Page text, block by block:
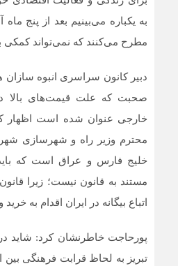
به یکباره می‌بینیم بعد از پنج ماه
مطرح می‌کنند که نمی‌تواند کمکی
دبیر کانون سراسری انبوه سازان
صحبت که علت قیمت‌های بالا
خارجی عنوان شده است اظهار
محترم وزیر راه و شهرسازی
خلیج فارس و عراق است که
مستند به قانون نیست؛ زیرا
اتباع بیگانه در ایران اقدام به
پورحاجت خاطرنشان کرد: شاید
تبریز به لحاظ قرابت فرهنگی